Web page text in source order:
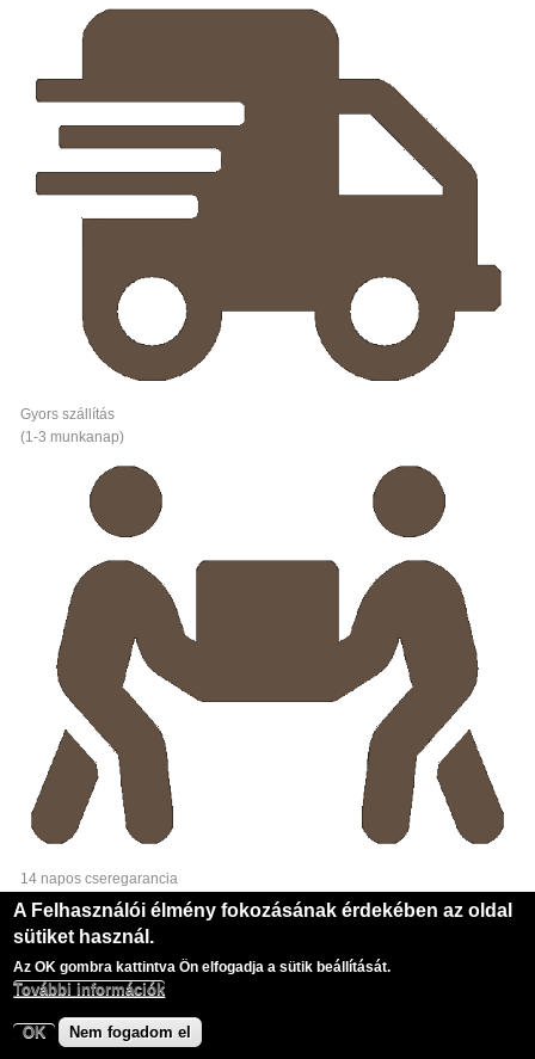
Gyors szállítás
(1-3 munkanap)
14 napos cseregarancia
Copyright © 2026, Pampress Kft.
Designed by Zymphonies theme
A Felhasználói élmény fokozásának érdekében az oldal
sütiket használ.
Az OK gombra kattintva Ön elfogadja a sütik beállítását.
További információk
OK Nem fogadom el